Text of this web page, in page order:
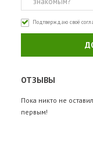
Подтверждаю своё
ОТЗЫВЫ
Пока никто не
первым!